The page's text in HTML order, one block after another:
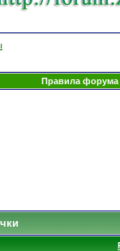
Правила форума